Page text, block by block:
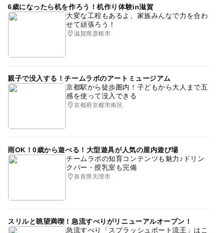
6歳になったら机を作ろう！机作り体験in滋賀
大変な工程もあるよ、家族みんなで力を合わ
せて頑張ろう！
滋賀県彦根市
親子で没入する！チームラボのアートミュージアム
京都駅から徒歩圏内！子どもから大人まで五
感を使って没入できる
京都府京都市南区
雨OK！0歳から遊べる！大型遊具が人気の屋内遊び場
チームラボの知育コンテンツも魅力♪ドリン
クバー・授乳室も完備
奈良県天理市
スリルと眺望満喫！急流すべりがリニューアルオープン！
急流すべり「スプラッシュボート流王」はこ